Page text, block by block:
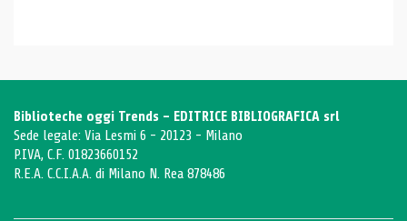
Biblioteche oggi Trends - EDITRICE BIBLIOGRAFICA srl
Sede legale: Via Lesmi 6 - 20123 - Milano
P.IVA, C.F. 01823660152
R.E.A. C.C.I.A.A. di Milano N. Rea 878486